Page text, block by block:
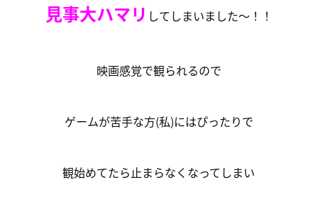
見事大ハマリ してしまいました～！！
映画感覚で観られるので
ゲームが苦手な方(私)にはぴったりで
観始めてたら止まらなくなってしまい